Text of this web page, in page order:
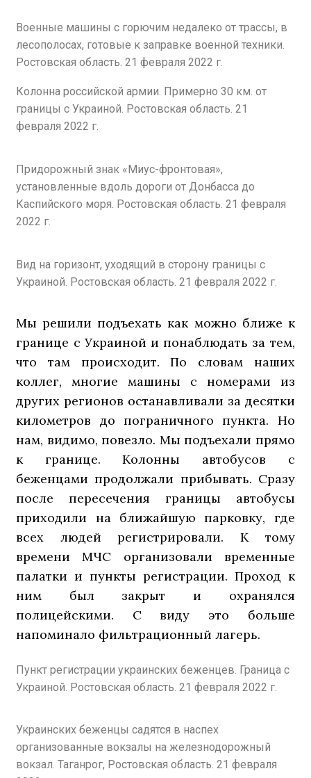
Военные машины с горючим недалеко от трассы, в
лесополосах, готовые к заправке военной техники.
Ростовская область. 21 февраля 2022 г.
Колонна российской армии. Примерно 30 км. от
границы с Украиной. Ростовская область. 21
февраля 2022 г.
Придорожный знак «Миус-фронтовая»,
установленные вдоль дороги от Донбасса до
Каспийского моря. Ростовская область. 21 февраля
2022 г.
Вид на горизонт, уходящий в сторону границы с
Украиной. Ростовская область. 21 февраля 2022 г.
Мы решили подъехать как можно ближе к
границе с Украиной и понаблюдать за тем,
что там происходит. По словам наших
коллег, многие машины с номерами из
других регионов останавливали за десятки
километров до пограничного пункта. Но
нам, видимо, повезло. Мы подъехали прямо
к границе. Колонны автобусов с
беженцами продолжали прибывать. Сразу
после пересечения границы автобусы
приходили на ближайшую парковку, где
всех людей регистрировали. К тому
времени МЧС организовали временные
палатки и пункты регистрации. Проход к
ним был закрыт и охранялся
полицейскими. С виду это больше
напоминало фильтрационный лагерь.
Пункт регистрации украинских беженцев. Граница с
Украиной. Ростовская область. 21 февраля 2022 г.
Украинских беженцы садятся в наспех
организованные вокзалы на железнодорожный
вокзал. Таганрог, Ростовская область. 21 февраля